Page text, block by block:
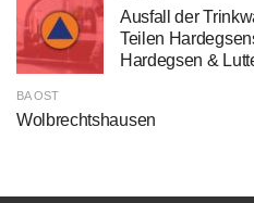
Ausfall der
Teilen
Hardegsen &
BA OST
Wolbrechtshausen